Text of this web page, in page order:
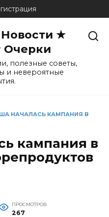
★
полезные советы,
и невероятные
НАЧАЛАСЬ КАМПАНИЯ В
кампания в
ПРОСМОТРОВ
267